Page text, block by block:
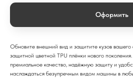
Оформить
Обновите внешний вид и защитите кузов
защитной цветной TPU плёнки нового
премиальное качество, надёжную защиту и
наслаждаться безупречным видом машины в